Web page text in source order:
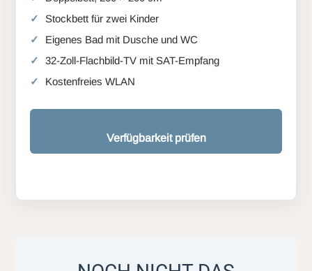
Stockbett für zwei Kinder
Eigenes Bad mit Dusche und WC
32-Zoll-Flachbild-TV mit SAT-Empfang
Kostenfreies WLAN
Verfügbarkeit prüfen